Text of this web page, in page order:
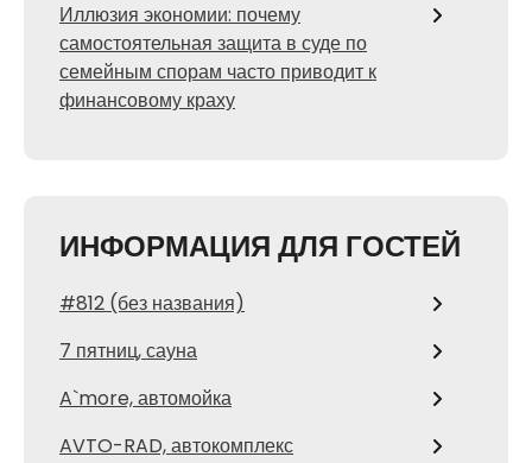
Иллюзия экономии: почему
самостоятельная защита в суде по
семейным спорам часто приводит к
финансовому краху
ИНФОРМАЦИЯ ДЛЯ ГОСТЕЙ
#812 (без названия)
7 пятниц, сауна
A`more, автомойка
AVTO-RAD, автокомплекс